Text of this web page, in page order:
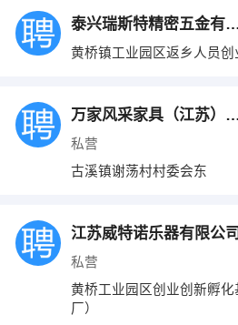
泰兴瑞斯特精密五金有限公司
黄桥镇工业园区返乡人员创
万家风采家具（江苏）有限公司
私营
古溪镇谢荡村村委会东
江苏威特诺乐器有限公司
私营
黄桥工业园区创业创新孵
厂）